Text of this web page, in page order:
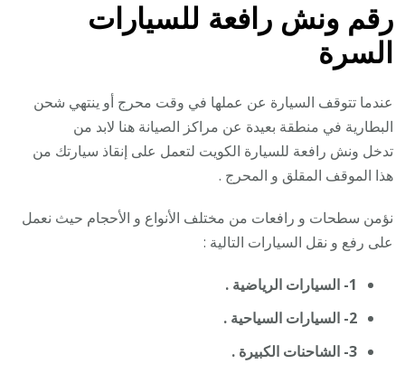
رقمونش رافعة للسيارات
السرة
عندما تتوقف السيارة عن عملها في وقت محرج أو ينتهي شحن
البطارية في منطقة بعيدة عن مراكز الصيانة هنا لابد من
تدخل ونش رافعة للسيارة الكويت لتعمل على إنقاذ سيارتك من
هذا الموقف المقلق و المحرج .
نؤمن سطحات و رافعات من مختلف الأنواع و الأحجام حيث نعمل
على رفع و نقل السيارات التالية :
1- السيارات الرياضية .
2- السيارات السياحية .
3- الشاحنات الكبيرة .